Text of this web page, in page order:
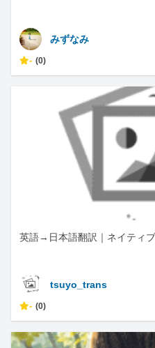
みずなみ
- (0)
英語→日本語翻訳｜ネイティ
tsuyo_trans
- (0)